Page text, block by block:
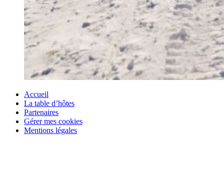
Accueil
La table d’hôtes
Partenaires
Gérer mes cookies
Mentions légales